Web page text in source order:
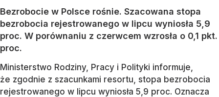
Bezrobocie w Polsce rośnie. Szacowana stopa
bezrobocia rejestrowanego w lipcu wyniosła 5,9
proc. W porównaniu z czerwcem wzrosła o 0,1 pkt.
proc.
Ministerstwo Rodziny, Pracy i Polityki informuje,
że zgodnie z szacunkami resortu, stopa bezrobocia
rejestrowanego w lipcu wyniosła 5,9 proc. Oznacza